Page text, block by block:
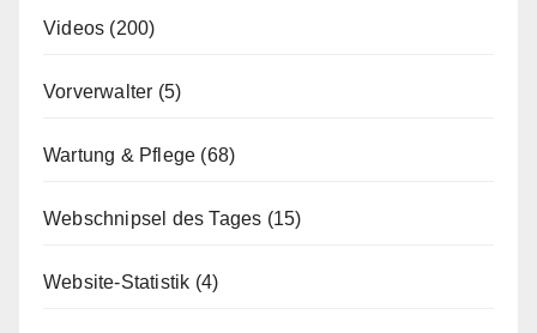
Videos (200)
Vorverwalter (5)
Wartung & Pflege (68)
Webschnipsel des Tages (15)
Website-Statistik (4)